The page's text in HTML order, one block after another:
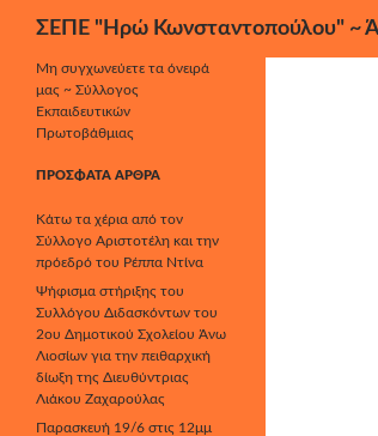
Μετάβαση
περιεχόμενο
ΣΕΠΕ "Ηρώ Κωνσταντοπούλου" ~
Μη συγχωνεύετε τα όνειρά
μας ~ Σύλλογος
Εκπαιδευτικών
Πρωτοβάθμιας
ΠΡΌΣΦΑΤΑ ΆΡΘΡΑ
Κάτω τα χέρια από τον
Σύλλογο Αριστοτέλη και την
πρόεδρό του Ρέππα Ντίνα
Ψήφισμα στήριξης του
Συλλόγου Διδασκόντων του
2ου Δημοτικού Σχολείου Άνω
Λιοσίων για την πειθαρχική
δίωξη της Διευθύντριας
Λιάκου Ζαχαρούλας
Παρασκευή 19/6 στις 12μμ